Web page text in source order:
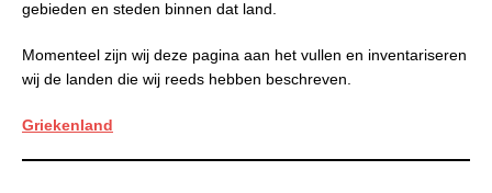
gebieden en steden binnen dat land.
Momenteel zijn wij deze pagina aan het vullen en inventariseren
wij de landen die wij reeds hebben beschreven.
Griekenland